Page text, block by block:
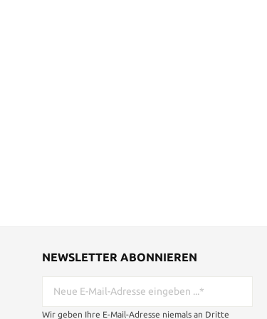
NEWSLETTER ABONNIEREN
Wir geben Ihre E-Mail-Adresse niemals an Dritte